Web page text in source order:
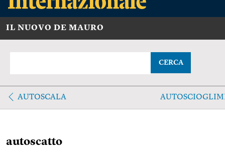
IL NUOVO DE MAURO
CERCA
AUTOSCALA
autoscatto